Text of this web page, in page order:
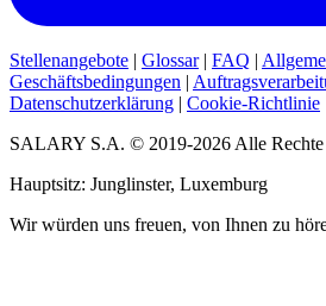
Stellenangebote | Glossar| FAQ |
Geschäftsbedingungen |
Datenschutzerklärung | Cookie-Richtlinie
SALARY S.A. © 2019-2026 Alle Rechte
Hauptsitz: Junglinster, Luxemburg
Wir würden uns freuen, von Ihnen zu